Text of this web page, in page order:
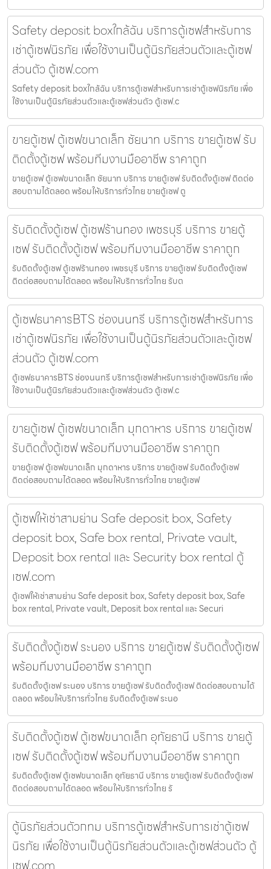
Safety deposit boxใกล้ฉัน บริการตู้เซฟสำหรับการ
เช่าตู้เซฟนิรภัย เพื่อใช้งานเป็นตู้นิรภัยส่วนตัวและตู้เซฟ
ส่วนตัว ตู้เซฟ.com
Safety deposit boxใกล้ฉัน บริการตู้เซฟสำหรับการเช่าตู้เซฟนิรภัย เพื่อ
ใช้งานเป็นตู้นิรภัยส่วนตัวและตู้เซฟส่วนตัว ตู้เซฟ.c
ขายตู้เซฟ ตู้เซฟขนาดเล็ก ชัยนาท บริการ ขายตู้เซฟ รับ
ติดตั้งตู้เซฟ พร้อมทีมงานมืออาชีพ ราคาถูก
ขายตู้เซฟ ตู้เซฟขนาดเล็ก ชัยนาท บริการ ขายตู้เซฟ รับติดตั้งตู้เซฟ ติดต่อ
สอบถามได้ตลอด พร้อมให้บริการทั่วไทย ขายตู้เซฟ ตู
รับติดตั้งตู้เซฟ ตู้เซฟร้านทอง เพชรบุรี บริการ ขายตู้
เซฟ รับติดตั้งตู้เซฟ พร้อมทีมงานมืออาชีพ ราคาถูก
รับติดตั้งตู้เซฟ ตู้เซฟร้านทอง เพชรบุรี บริการ ขายตู้เซฟ รับติดตั้งตู้เซฟ
ติดต่อสอบถามได้ตลอด พร้อมให้บริการทั่วไทย รับต
ตู้เซฟธนาคารBTS ช่องนนทรี บริการตู้เซฟสำหรับการ
เช่าตู้เซฟนิรภัย เพื่อใช้งานเป็นตู้นิรภัยส่วนตัวและตู้เซฟ
ส่วนตัว ตู้เซฟ.com
ตู้เซฟธนาคารBTS ช่องนนทรี บริการตู้เซฟสำหรับการเช่าตู้เซฟนิรภัย เพื่อ
ใช้งานเป็นตู้นิรภัยส่วนตัวและตู้เซฟส่วนตัว ตู้เซฟ.c
ขายตู้เซฟ ตู้เซฟขนาดเล็ก มุกดาหาร บริการ ขายตู้เซฟ
รับติดตั้งตู้เซฟ พร้อมทีมงานมืออาชีพ ราคาถูก
ขายตู้เซฟ ตู้เซฟขนาดเล็ก มุกดาหาร บริการ ขายตู้เซฟ รับติดตั้งตู้เซฟ
ติดต่อสอบถามได้ตลอด พร้อมให้บริการทั่วไทย ขายตู้เซฟ
ตู้เซฟให้เช่าสามย่าน Safe deposit box, Safety
deposit box, Safe box rental, Private vault,
Deposit box rental และ Security box rental ตู้
เซฟ.com
ตู้เซฟให้เช่าสามย่าน Safe deposit box, Safety deposit box, Safe
box rental, Private vault, Deposit box rental และ Securi
รับติดตั้งตู้เซฟ ระนอง บริการ ขายตู้เซฟ รับติดตั้งตู้เซฟ
พร้อมทีมงานมืออาชีพ ราคาถูก
รับติดตั้งตู้เซฟ ระนอง บริการ ขายตู้เซฟ รับติดตั้งตู้เซฟ ติดต่อสอบถามได้
ตลอด พร้อมให้บริการทั่วไทย รับติดตั้งตู้เซฟ ระนอ
รับติดตั้งตู้เซฟ ตู้เซฟขนาดเล็ก อุทัยธานี บริการ ขายตู้
เซฟ รับติดตั้งตู้เซฟ พร้อมทีมงานมืออาชีพ ราคาถูก
รับติดตั้งตู้เซฟ ตู้เซฟขนาดเล็ก อุทัยธานี บริการ ขายตู้เซฟ รับติดตั้งตู้เซฟ
ติดต่อสอบถามได้ตลอด พร้อมให้บริการทั่วไทย รั
ตู้นิรภัยส่วนตัวกทม บริการตู้เซฟสำหรับการเช่าตู้เซฟ
นิรภัย เพื่อใช้งานเป็นตู้นิรภัยส่วนตัวและตู้เซฟส่วนตัว ตู้